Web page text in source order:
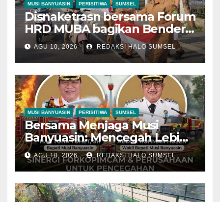
MUSI BANYUASIN PERISITIWA SUMSEL
Disnaketrasn bersama Forum
HRD MUBA bagikan Bendera
Merah Putih Untuk Warga
Muba
AGU 10, 2026 REDAKSI HALO SUMSEL
MUSI BANYUASIN PERISITIWA SUMSEL
Bersama Menjaga Musi
Banyuasin: Mencegah Lebih
Baik daripada Memadamkan
AGU 10, 2026 REDAKSI HALO SUMSEL